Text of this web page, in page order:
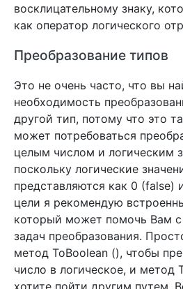
восклицательному знаку,
как оператор логического
Преобразование типов
Это не очень часто, что вы
необходимость
другой тип, потому что это
может потребоваться
целым числом и логическим
поскольку логические
представляются как 0 (false)
цели я рекомендую
который может помочь Вам
задач преобразования.
метод ToBoolean (), чтобы
число в логическое, и метод
хотите пойти другим путем.